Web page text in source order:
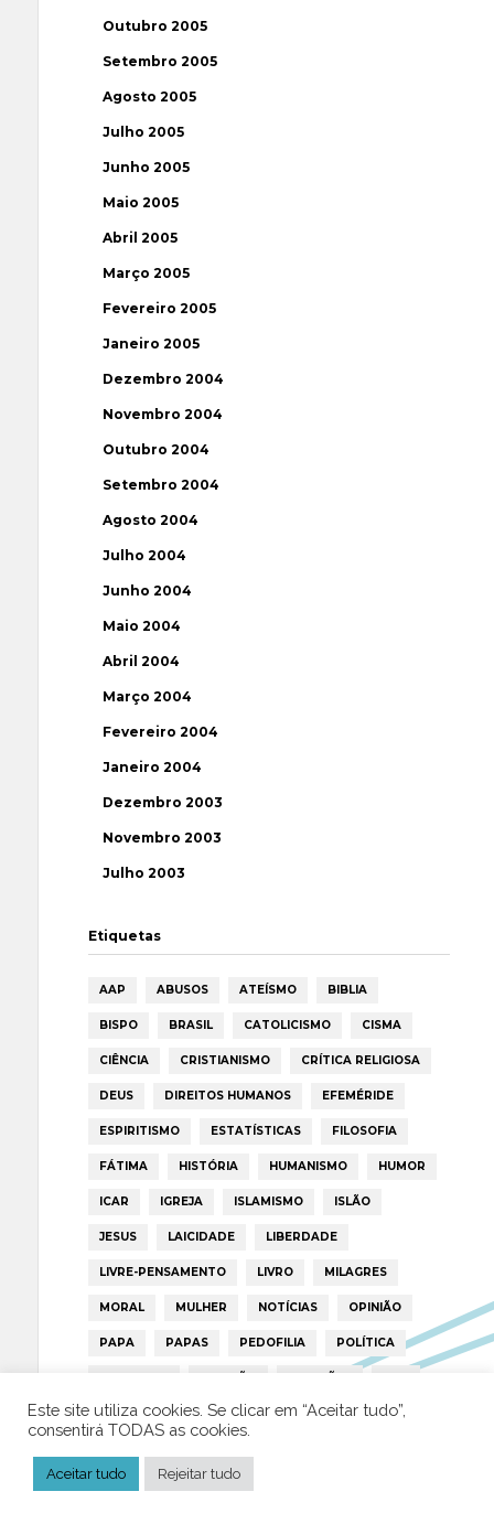
Outubro 2005
Setembro 2005
Agosto 2005
Julho 2005
Junho 2005
Maio 2005
Abril 2005
Março 2005
Fevereiro 2005
Janeiro 2005
Dezembro 2004
Novembro 2004
Outubro 2004
Setembro 2004
Agosto 2004
Julho 2004
Junho 2004
Maio 2004
Abril 2004
Março 2004
Fevereiro 2004
Janeiro 2004
Dezembro 2003
Novembro 2003
Julho 2003
Etiquetas
AAP ABUSOS ATEÍSMO BIBLIA
BISPO BRASIL CATOLICISMO CISMA
CIÊNCIA CRISTIANISMO CRÍTICA RELIGIOSA
DEUS DIREITOS HUMANOS EFEMÉRIDE
ESPIRITISMO ESTATÍSTICAS FILOSOFIA
FÁTIMA HISTÓRIA HUMANISMO HUMOR
ICAR IGREJA ISLAMISMO ISLÃO
JESUS LAICIDADE LIBERDADE
LIVRE-PENSAMENTO LIVRO MILAGRES
MORAL MULHER NOTÍCIAS OPINIÃO
PAPA PAPAS PEDOFILIA POLÍTICA
PORTUGAL RELIGIÃO RELIGIÕES RTP
TRUMP VATICANO
Este site utiliza cookies. Se clicar em “Aceitar tudo”,
consentirá TODAS as cookies.
Aceitar tudo Rejeitar tudo